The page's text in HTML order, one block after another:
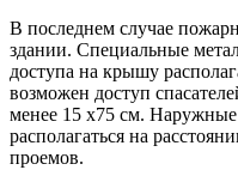
В последнем случае
здании. Специальные
доступа на крышу
возможен доступ
менее 15 х75 см.
располагаться на
проемов.